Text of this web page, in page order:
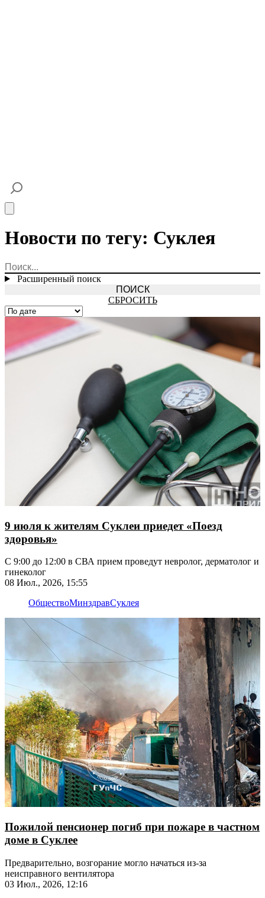
Новости по тегу: Суклея
Расширенный поиск
СБРОСИТЬ
9 июля к жителям Суклеи приедет «Поезд
здоровья»
С 9:00 до 12:00 в СВА прием проведут невролог, дерматолог и
гинеколог
08 Июл., 2026, 15:55
ОбществоМинздравСуклея
Пожилой пенсионер погиб при пожаре в частном
доме в Суклее
Предварительно, возгорание могло начаться из-за
неисправного вентилятора
03 Июл., 2026, 12:16